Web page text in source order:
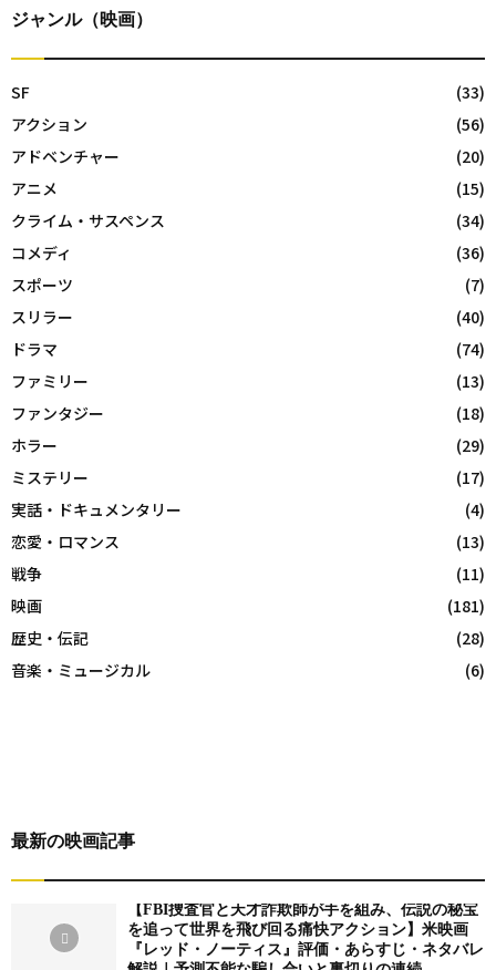
ジャンル（映画）
SF
(33)
アクション
(56)
アドベンチャー
(20)
アニメ
(15)
クライム・サスペンス
(34)
コメディ
(36)
スポーツ
(7)
スリラー
(40)
ドラマ
(74)
ファミリー
(13)
ファンタジー
(18)
ホラー
(29)
ミステリー
(17)
実話・ドキュメンタリー
(4)
恋愛・ロマンス
(13)
戦争
(11)
映画
(181)
歴史・伝記
(28)
音楽・ミュージカル
(6)
最新の映画記事
【FBI捜査官と天才詐欺師が手を組み、伝説の秘宝
を追って世界を飛び回る痛快アクション】米映画
『レッド・ノーティス』評価・あらすじ・ネタバレ